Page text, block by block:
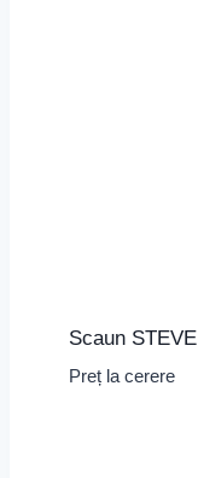
Scaun STEVE
Preț la cerere